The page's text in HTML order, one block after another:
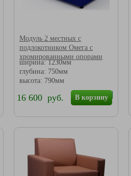
Модуль 2 местных с
подлокотником Омега с
хромированными опорами
ширина: 1230мм
глубина: 750мм
высота: 790мм
В корзину
16 600 руб.